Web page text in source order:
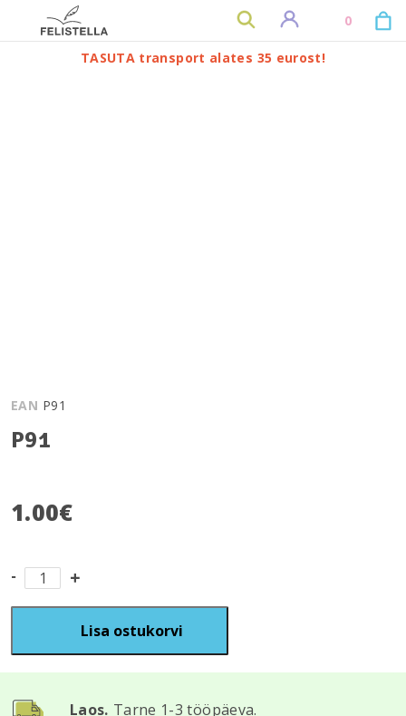
0
TASUTA transport alates 35 eurost!
EAN P91
P91
1.00€
P91
kogus
Lisa ostukorvi
Laos. Tarne 1-3 tööpäeva.